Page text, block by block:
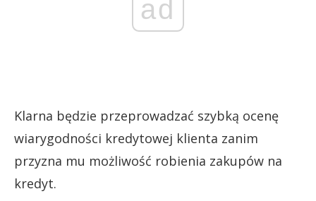
ad
Klarna będzie przeprowadzać szybką ocenę
wiarygodności kredytowej klienta zanim
przyzna mu możliwość robienia zakupów na
kredyt.